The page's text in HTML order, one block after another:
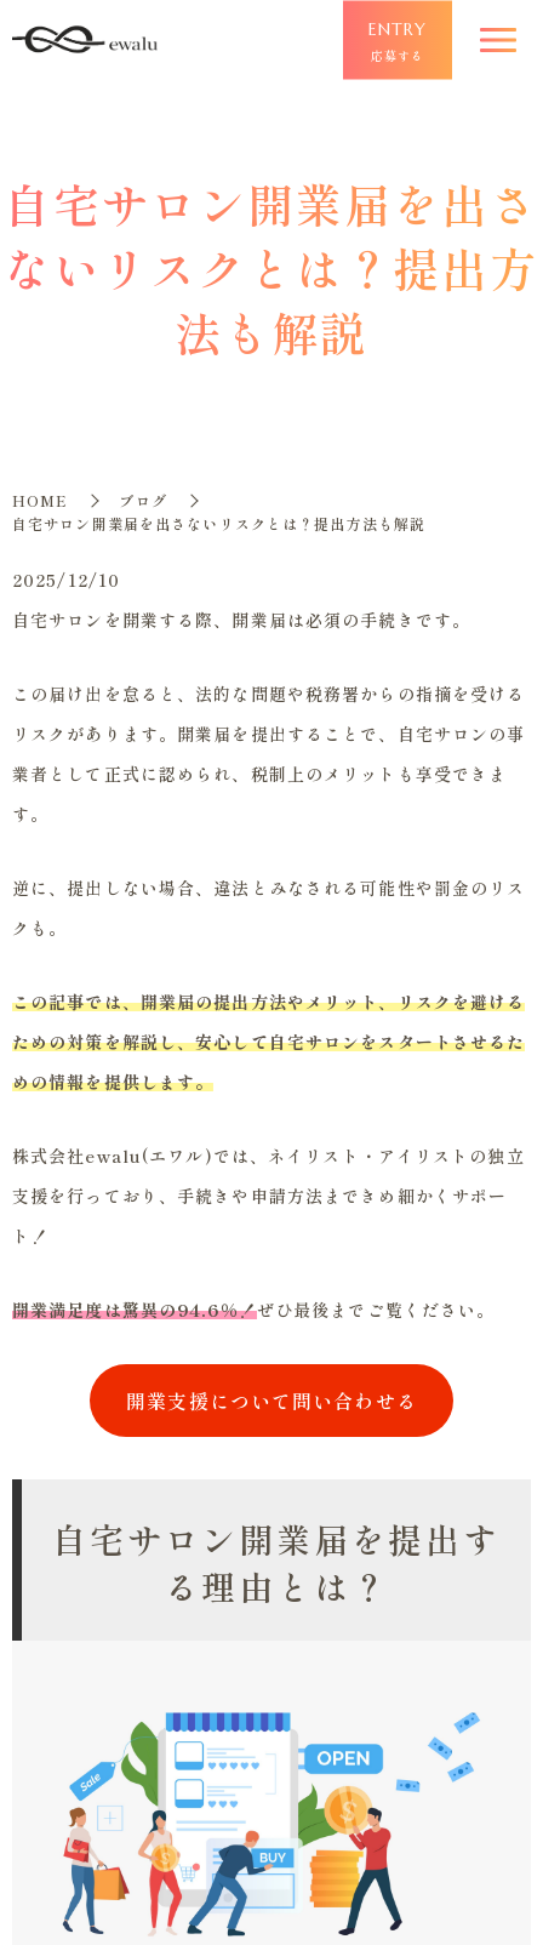
ENTRY
応募する
自宅サロン開業届を出さ
ないリスクとは？提出方
法も解説
HOME
ブログ
自宅サロン開業届を出さないリスクとは？提出方法も解説
2025/12/10
自宅サロンを開業する際、開業届は必須の手続きです。
この届け出を怠ると、法的な問題や税務署からの指摘を受ける
リスクがあります。開業届を提出することで、自宅サロンの事
業者として正式に認められ、税制上のメリットも享受できま
す。
逆に、提出しない場合、違法とみなされる可能性や罰金のリス
クも。
この記事では、開業届の提出方法やメリット、リスクを避ける
ための対策を解説し、安心して自宅サロンをスタートさせるた
めの情報を提供します。
株式会社ewalu(エワル)では、ネイリスト・アイリストの独立
支援を行っており、手続きや申請方法まできめ細かくサポー
ト！
開業満足度は驚異の94.6％！ぜひ最後までご覧ください。
開業支援について問い合わせる
自宅サロン開業届を提出す
る理由とは？